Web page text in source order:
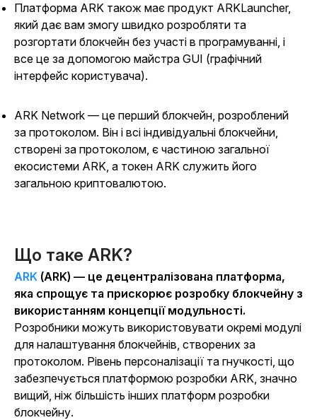
Платформа ARK також має продукт ARKLauncher,
який дає вам змогу швидко розробляти та
розгортати блокчейн без участі в програмуванні, і
все це за допомогою майстра GUI (графічний
інтерфейс користувача).
ARK Network — це перший блокчейн, розроблений
за протоколом. Він і всі індивідуальні блокчейни,
створені за протоколом, є частиною загальної
екосистеми ARK, а токен ARK служить його
загальною криптовалютою.
Що таке ARK?
ARK (ARK) — це децентралізована платформа,
яка спрощує та прискорює розробку блокчейну з
використанням концепції модульності.
Розробники можуть використовувати окремі модулі
для налаштування блокчейнів, створених за
протоколом. Рівень персоналізації та гнучкості, що
забезпечується платформою розробки ARK, значно
вищий, ніж більшість інших платформ розробки
блокчейну.